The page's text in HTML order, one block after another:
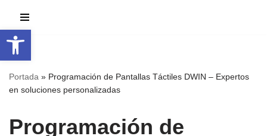
Abrir barra de herramientas
Saltar
al
contenido
Portada » Programación de Pantallas Táctiles DWIN – Expertos
en soluciones personalizadas
Programación de